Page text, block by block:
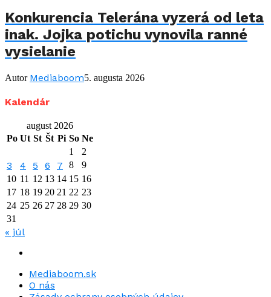
Konkurencia Telerána vyzerá od leta
inak. Jojka potichu vynovila ranné
vysielanie
Autor Mediaboom5. augusta 2026
Kalendár
august 2026
Po Ut St Št Pi So Ne
1
2
3 4 5 6 7 8
9
10 11 12 13 14 15 16
17 18 19 20 21 22 23
24 25 26 27 28 29 30
31
« júl
Mediaboom.sk
O nás